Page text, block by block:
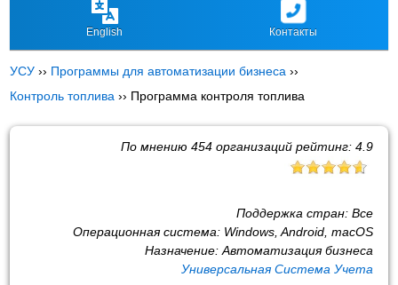
English Контакты
УСУ ›› Программы для автоматизации бизнеса ››
Контроль топлива ›› Программа контроля топлива
По мнению 454организаций рейтинг: 4.9
Поддержка стран: Все
Операционная система: Windows, Android, macOS
Назначение: Автоматизация бизнеса
Универсальная Система Учета